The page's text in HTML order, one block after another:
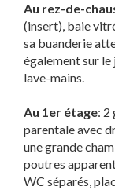
Au rez-de-
(insert), baie
sa buanderie
également sur
lave-mains.
Au 1er étage: 2
parentale avec
une grande
poutres
WC séparés,